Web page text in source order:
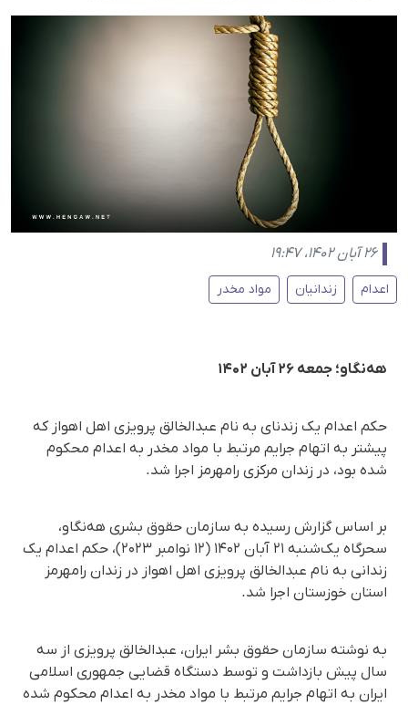
۲۶ آبان ۱۴۰۲، ۱۹:۴۷
اعدام زندانیان مواد مخدر
هه‌نگاو؛ جمعه ۲۶ آبان ۱۴۰۲
حکم اعدام یک زندنای به نام عبدالخالق پرویزی اهل اهواز که
پیشتر به اتهام جرایم مرتبط با مواد مخدر به اعدام محکوم
شده بود، در زندان مرکزی رامهرمز اجرا شد.
بر اساس گزارش رسیده به سازمان حقوق بشری هه‌نگاو،
سحرگاه یک‌شنبه ۲۱ آبان ۱۴۰۲ (۱۲ نوامبر ۲۰۲۳)، حکم اعدام یک
زندانی به نام عبدالخالق پرویزی اهل اهواز در زندان رامهرمز
استان خوزستان اجرا شد.
به نوشته سازمان حقوق بشر ایران، عبدالخالق پرویزی از سه
سال پیش بازداشت و توسط دستگاه قضایی جمهوری اسلامی
ایران به اتهام جرایم مرتبط با مواد مخدر به اعدام محکوم شده